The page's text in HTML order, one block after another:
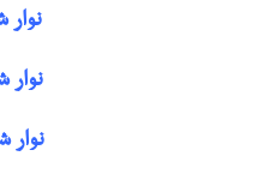
نوار
نوار
نوار